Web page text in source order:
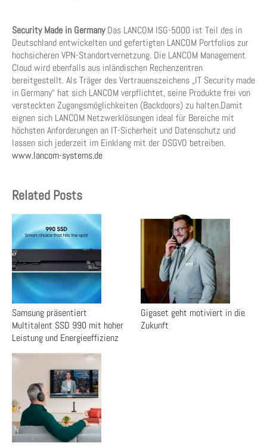
Security Made in GermanyDas LANCOM ISG-5000 ist Teil des in
Deutschland entwickelten und gefertigten LANCOM Portfolios zur
hochsicheren VPN-Standortvernetzung. Die LANCOM Management
Cloud wird ebenfalls aus inländischen Rechenzentren
bereitgestellt. Als Träger des Vertrauenszeichens „IT Security made
in Germany“ hat sich LANCOM verpflichtet, seine Produkte frei von
versteckten Zugangsmöglichkeiten (Backdoors) zu halten.Damit
eignen sich LANCOM Netzwerklösungen ideal für Bereiche mit
höchsten Anforderungen an IT-Sicherheit und Datenschutz und
lassen sich jederzeit im Einklang mit der DSGVO betreiben.
www.lancom-systems.de
Related Posts
Samsung präsentiert
Multitalent SSD 990 mit hoher
Leistung und Energieeffizienz
Gigaset geht motiviert in die
Zukunft